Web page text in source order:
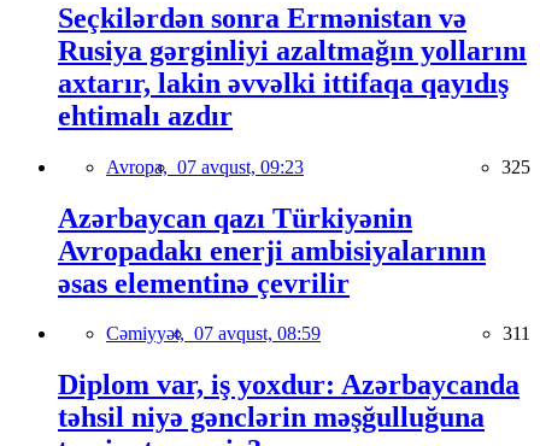
Seçkilərdən sonra Ermənistan və
Rusiya gərginliyi azaltmağın yollarını
axtarır, lakin əvvəlki ittifaqa qayıdış
ehtimalı azdır
Avropa, 07 avqust, 09:23 325
Azərbaycan qazı Türkiyənin
Avropadakı enerji ambisiyalarının
əsas elementinə çevrilir
Cəmiyyət, 07 avqust, 08:59 311
Diplom var, iş yoxdur: Azərbaycanda
təhsil niyə gənclərin məşğulluğuna